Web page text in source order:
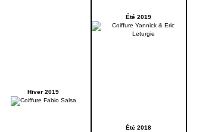
Hiver 2019
Été 2019
Été 2018